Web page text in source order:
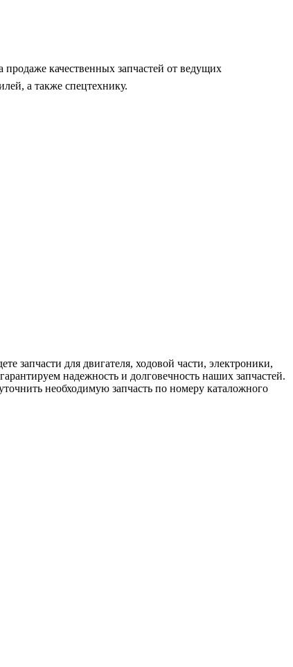
качественных запчастей от ведущих
а также спецтехнику.
запчасти для двигателя, ходовой части, электроники,
надежность и долговечность наших запчастей.
необходимую запчасть по номеру каталожного